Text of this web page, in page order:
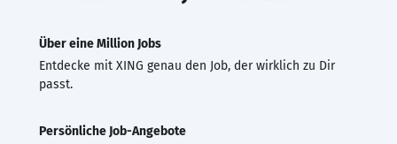
Über eine Million Jobs
Entdecke mit XING genau den Job, der wirklich zu Dir
passt.
Persönliche Job-Angebote